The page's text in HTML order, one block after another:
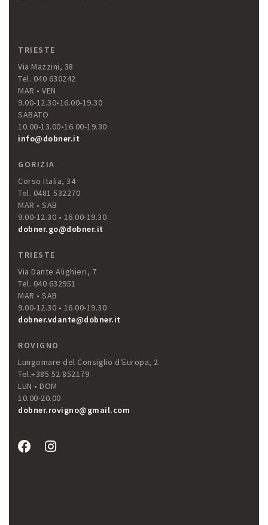
TRIESTE
Via Mazzini, 38
Tel. 040 630242
MAR • VEN
9.00-12.30•16.00-19.30
SABATO
10.00-13.00•16.00-19.30
info@dobner.it
GORIZIA
Corso Italia, 34
Tel. 0481 532270
MAR • SAB
9.00-12.30 • 16.00-19.30
dobner.go@dobner.it
TRIESTE
Via Dante Alighieri, 7
Tel. 040 632951
MAR • SAB
9.00-12.30 • 16.00-19.30
dobner.vdante@dobner.it
ROVIGNO
Lungomare del Consiglio d'Europa, 2
Tel.+385 52 852179
LUN • DOM
10.00-20.00
dobner.rovigno@gmail.com